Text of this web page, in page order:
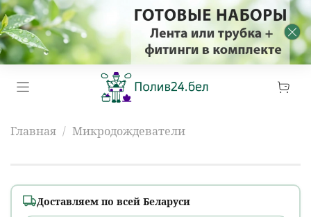
Главная Микродождеватели
Доставляем по всей Беларуси